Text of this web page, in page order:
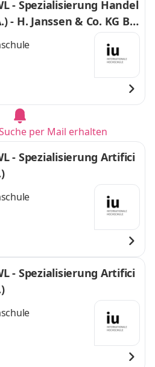
- Spezialisierung Handel
- H. Janssen & Co. KG Bo
per Mail erhalten
- Spezialisierung Artifici
- Spezialisierung Artifici